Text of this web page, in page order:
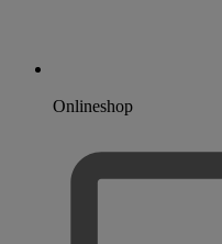
Onlineshop